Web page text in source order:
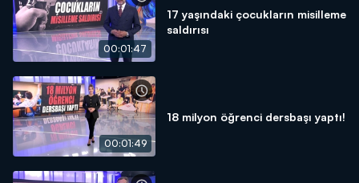
00:01:47
17 yaşındaki çocukların misilleme
saldırısı
00:01:49
18 milyon öğrenci dersbaşı yaptı!